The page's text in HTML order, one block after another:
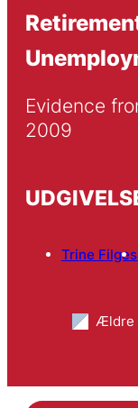
Evidence
2009
Trine Filges
Ældre